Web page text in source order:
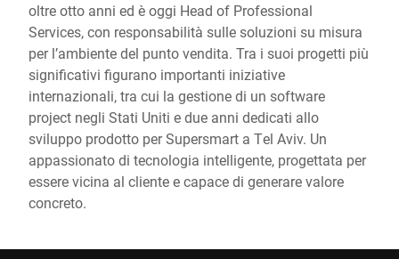
oltre otto anni ed è oggi Head of Professional
Services, con responsabilità sulle soluzioni su misura
per l’ambiente del punto vendita. Tra i suoi progetti più
significativi figurano importanti iniziative
internazionali, tra cui la gestione di un software
project negli Stati Uniti e due anni dedicati allo
sviluppo prodotto per Supersmart a Tel Aviv. Un
appassionato di tecnologia intelligente, progettata per
essere vicina al cliente e capace di generare valore
concreto.